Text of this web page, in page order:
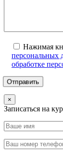
Нажимая
персональных
обработке
×
Записаться на